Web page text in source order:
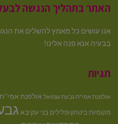
האתר בתהליך הנגשה
אנו עושים כל מאמץ להשלים את
בבעיה אנא פנה אלינו!
תגיות
אולפנת אמי"ת גבעת שמואל אולפנת אמי''ת
מקומיות ביטחון ופלילים בני עקיבא